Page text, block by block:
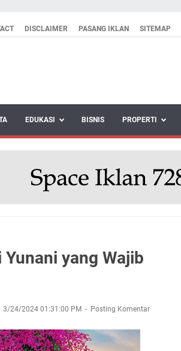
DISCLAIMER PASANG IKLAN SITEMAP
EDUKASI BISNIS PROPERTI
yang Wajib
3/24/2024 01:31:00 PM Posting Komentar